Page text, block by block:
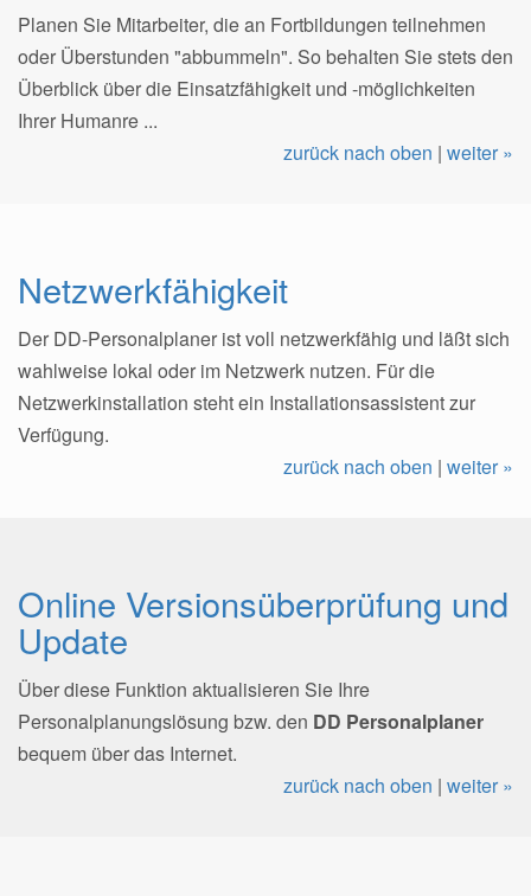
Planen Sie Mitarbeiter, die an Fortbildungen teilnehmen
oder Überstunden "abbummeln". So behalten Sie stets den
Überblick über die Einsatzfähigkeit und -möglichkeiten
Ihrer Humanre ...
zurück nach oben | weiter »
Netzwerkfähigkeit
Der DD-Personalplaner ist voll netzwerkfähig und läßt sich
wahlweise lokal oder im Netzwerk nutzen. Für die
Netzwerkinstallation steht ein Installationsassistent zur
Verfügung.
zurück nach oben | weiter »
Online Versionsüberprüfung und
Update
Über diese Funktion aktualisieren Sie Ihre
Personalplanungslösung bzw. den DD Personalplaner
bequem über das Internet.
zurück nach oben | weiter »